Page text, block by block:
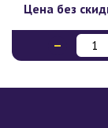
Цена без